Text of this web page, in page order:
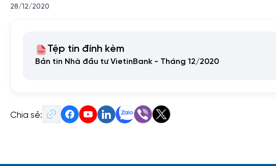
28/12/2020
Tệp tin đính kèm
Bản tin Nhà đầu tư VietinBank - Tháng 12/2020
Chia sẻ: